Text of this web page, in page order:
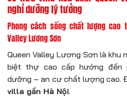
nghỉ dưỡng lý tưởng
Phong cách sống chất lượng cao
Valley Lương Sơn
Queen Valley Lương Sơn là khu
biệt thự cao cấp hướng đến
dưỡng – an cư chất lượng cao.
villa gần Hà Nội.